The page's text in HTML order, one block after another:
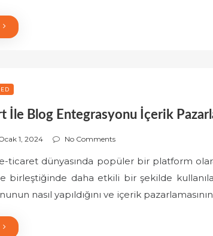
İle Blog Entegrasyonu İçerik
1, 2024 No Comments
ticaret dünyasında popüler bir platform
birleştiğinde daha etkili bir şekilde
nasıl yapıldığını ve içerik